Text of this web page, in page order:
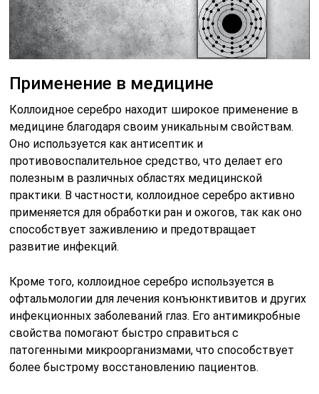
Применение в медицине
Коллоидное серебро находит широкое применение в
медицине благодаря своим уникальным свойствам.
Оно используется как антисептик и
противовоспалительное средство, что делает его
полезным в различных областях медицинской
практики. В частности, коллоидное серебро активно
применяется для обработки ран и ожогов, так как оно
способствует заживлению и предотвращает
развитие инфекций.
Кроме того, коллоидное серебро используется в
офтальмологии для лечения конъюнктивитов и других
инфекционных заболеваний глаз. Его антимикробные
свойства помогают быстро справиться с
патогенными микроорганизмами, что способствует
более быстрому восстановлению пациентов.